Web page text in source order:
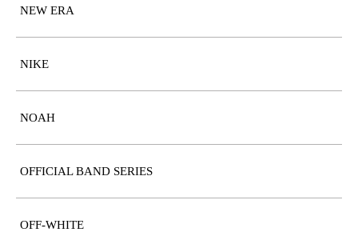
NEW ERA
NIKE
NOAH
OFFICIAL BAND SERIES
OFF-WHITE